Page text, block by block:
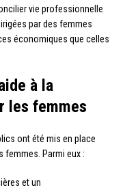
vie professionnelle
par des femmes
économiques que celles
à la
les femmes
ont été mis en place
femmes. Parmi eux :
et un